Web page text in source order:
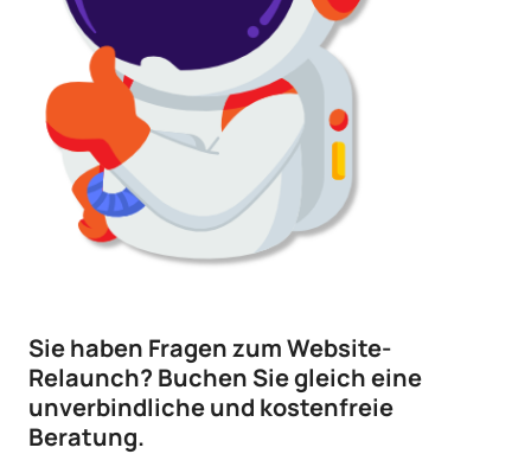
Sie haben Fragen zum Website-
Relaunch? Buchen Sie gleich eine
unverbindliche und kostenfreie
Beratung.